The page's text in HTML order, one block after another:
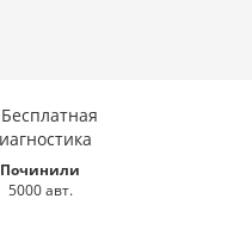
Починили
5000 авт.